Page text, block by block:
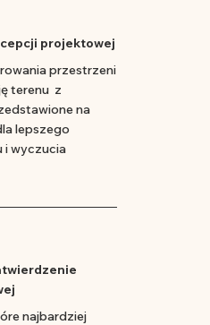
projektowej
przestrzeni
terenu z
na
lepszego
i wyczucia
najbardziej